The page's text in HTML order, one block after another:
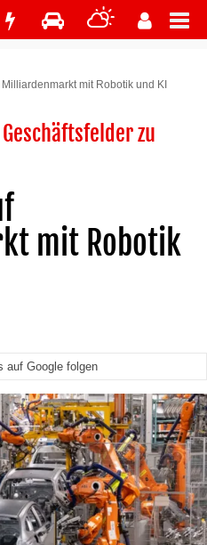
mit Robotik und KI
zu
mit Robotik
auf Google folgen